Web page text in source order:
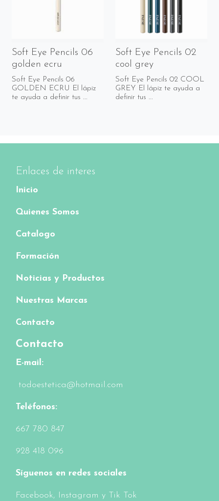
Soft Eye Pencils 06
golden ecru
Soft Eye Pencils 06
GOLDEN ECRU El lápiz
te ayuda a definir tus ...
Soft Eye Pencils 02
cool grey
Soft Eye Pencils 02 COOL
GREY El lápiz te ayuda a
definir tus ...
Enlaces de interes
Inicio
Quienes Somos
Catalogo
Formación
Noticias y Productos
Nuestras Marcas
Contacto
Contacto
E-mail:
todoestetica@hotmail.com
Teléfonos:
667 780 847
928 418 096
Síguenos en redes sociales
Facebook, Instagram y Tik Tok